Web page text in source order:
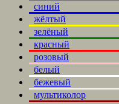
синий
жёлтый
зелёный
красный
розовый
белый
бежевый
мультиколор